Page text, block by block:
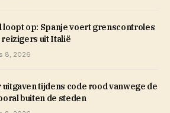
loopt op: Spanje voert grenscontroles
uit Italië
8, 2026
tijdens code rood vanwege de
buiten de steden